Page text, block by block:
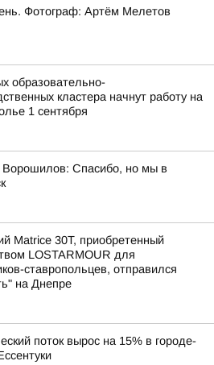
Фотограф: Артём Мелетов
образовательно-
кластера начнут работу на
1 сентября
Спасибо, но мы в
Matrice 30T, приобретенный
LOSTARMOUR для
ставропольцев, отправился
на Днепре
поток вырос на 15% в городе-